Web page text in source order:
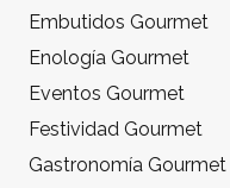
Embutidos Gourmet
Enología Gourmet
Eventos Gourmet
Festividad Gourmet
Gastronomía Gourmet